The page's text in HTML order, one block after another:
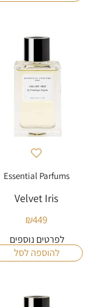
Essential Parfums
Velvet Iris
₪449
לפרטים נוספים
להוספה לסל